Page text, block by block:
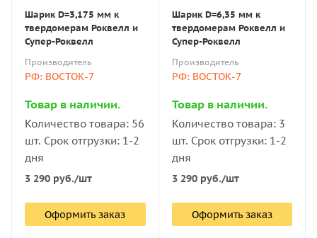
Шарик D=3,175 мм к
твердомерам Роквелл и
Супер-Роквелл
Производитель
РФ: ВОСТОК-7
Товар в наличии.
Количество товара: 56
шт. Срок отгрузки: 1-2
дня
3 290 руб./шт
Оформить заказ
Шарик D=6,35 мм к
твердомерам Роквелл и
Супер-Роквелл
Производитель
РФ: ВОСТОК-7
Товар в наличии.
Количество товара: 3
шт. Срок отгрузки: 1-2
дня
3 290руб./шт
Оформить заказ